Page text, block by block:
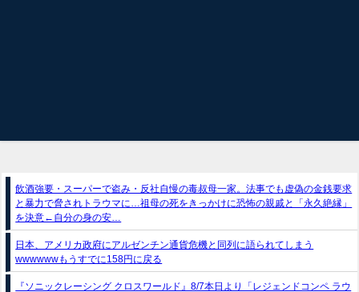
飲酒強要・スーパーで盗み・反社自慢の毒叔母一家。法事でも虚偽の金銭要求
と暴力で脅されトラウマに…祖母の死をきっかけに恐怖の親戚と「永久絶縁」
を決意←自分の身の安…
日本、アメリカ政府にアルゼンチン通貨危機と同列に語られてしまう
wwwwwwもうすでに158円に戻る
『ソニックレーシング クロスワールド』8/7本日より「レジェンドコンペ ラウ